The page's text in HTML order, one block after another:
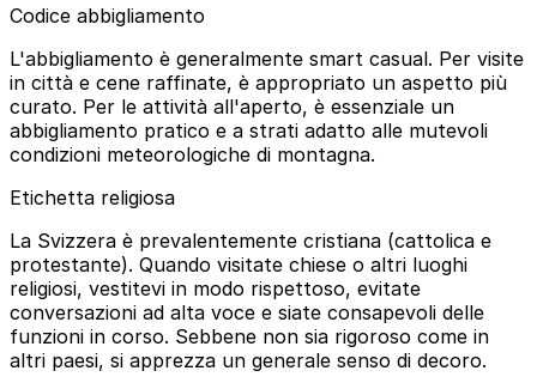
Codice abbigliamento
L'abbigliamento è generalmente smart casual. Per visite
in città e cene raffinate, è appropriato un aspetto più
curato. Per le attività all'aperto, è essenziale un
abbigliamento pratico e a strati adatto alle mutevoli
condizioni meteorologiche di montagna.
Etichetta religiosa
La Svizzera è prevalentemente cristiana (cattolica e
protestante). Quando visitate chiese o altri luoghi
religiosi, vestitevi in modo rispettoso, evitate
conversazioni ad alta voce e siate consapevoli delle
funzioni in corso. Sebbene non sia rigoroso come in
altri paesi, si apprezza un generale senso di decoro.